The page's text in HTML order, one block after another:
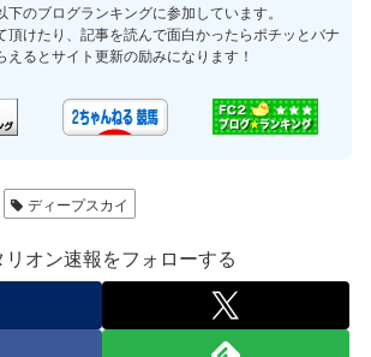
下のブログランキングに参加しています。
頂けたり、記事を読んで面白かったらポチッとバナ
えるとサイト更新の励みになります！
ディープスカイ
リオン速報をフォローする